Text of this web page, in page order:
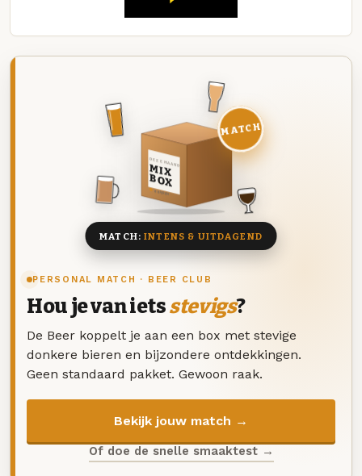
PERSONAL MATCH · BEER CLUB
Hou je van ietsstevigs?
De Beer koppelt je aan een box met stevige
donkere bieren en bijzondere ontdekkingen.
Geen standaard pakket. Gewoon raak.
Bekijk jouw match →
Of doe de snelle smaaktest →
DEZE MAAND
MIX
BOX
8 BIEREN
MATCH
MATCH:INTENS & UITDAGEND